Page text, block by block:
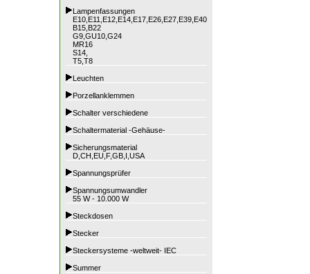
Lampenfassungen
E10,E11,E12,E14,E17,E26,E27,E39,E40
B15,B22
G9,GU10,G24
MR16
S14,
T5,T8
Leuchten
Porzellanklemmen
Schalter verschiedene
Schaltermaterial -Gehäuse-
Sicherungsmaterial
D,CH,EU,F,GB,I,USA
Spannungsprüfer
Spannungsumwandler
55 W - 10.000 W
Steckdosen
Stecker
Steckersysteme -weltweit- IEC
Summer